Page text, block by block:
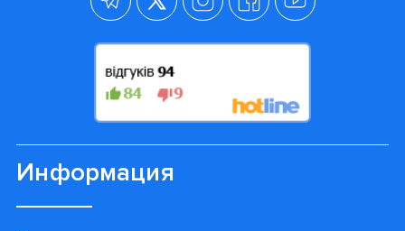
Информация